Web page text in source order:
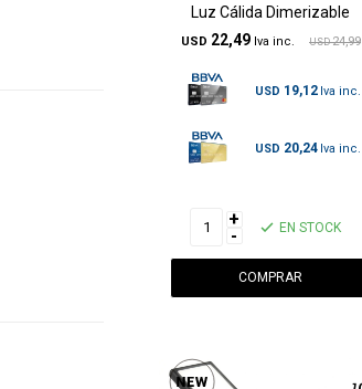
Luz Cálida Dimerizable
USD 22,49 USD 24,99
USD 19,12
USD 20,24
+
- EN STOCK